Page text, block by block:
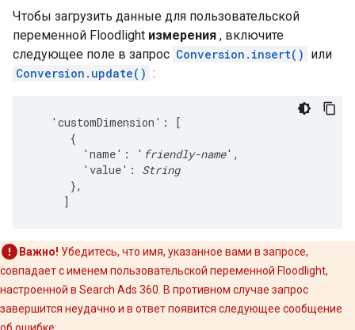
Чтобы загрузить данные для пользовательской
переменной Floodlight измерения , включите
следующее поле в запрос Conversion.insert() или
Conversion.update() :
   'customDimension': [
      {
        'name': '
friendly-name',
        'value':
String
      },
     ]
Важно! Убедитесь, что имя, указанное вами в запросе,
совпадает с именем пользовательской переменной Floodlight,
настроенной в Search Ads 360. В противном случае запрос
завершится неудачно и в ответ появится следующее сообщение